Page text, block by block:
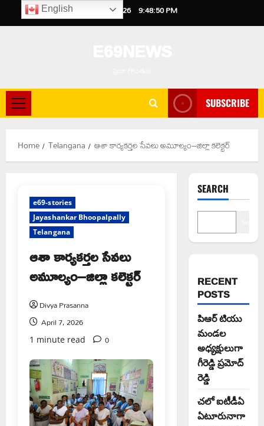
to
August 6, 2026 9:48:51 PM
Primary
Menu
SUBSCRIBE
Home Telangana ఆశా కార్యకర్తల సేవలు అమూల్యం–జిల్లా కలెక్టర్
e69-stories
Jayashankar Bhoopalpally
Telangana
ఆశా కార్యకర్తల సేవలు
అమూల్యం–జిల్లా కలెక్టర్
Divya Prasanna
April 7, 2026
1 minute read 0
SEARCH
RECENT
POSTS
పిఆర్ టియు
మండల
అధ్యక్షులుగా
గీరెడ్డి ప్రమోద్
రెడ్డి
చలో ఐటీడీఏ
ఏటూరునాగా
English